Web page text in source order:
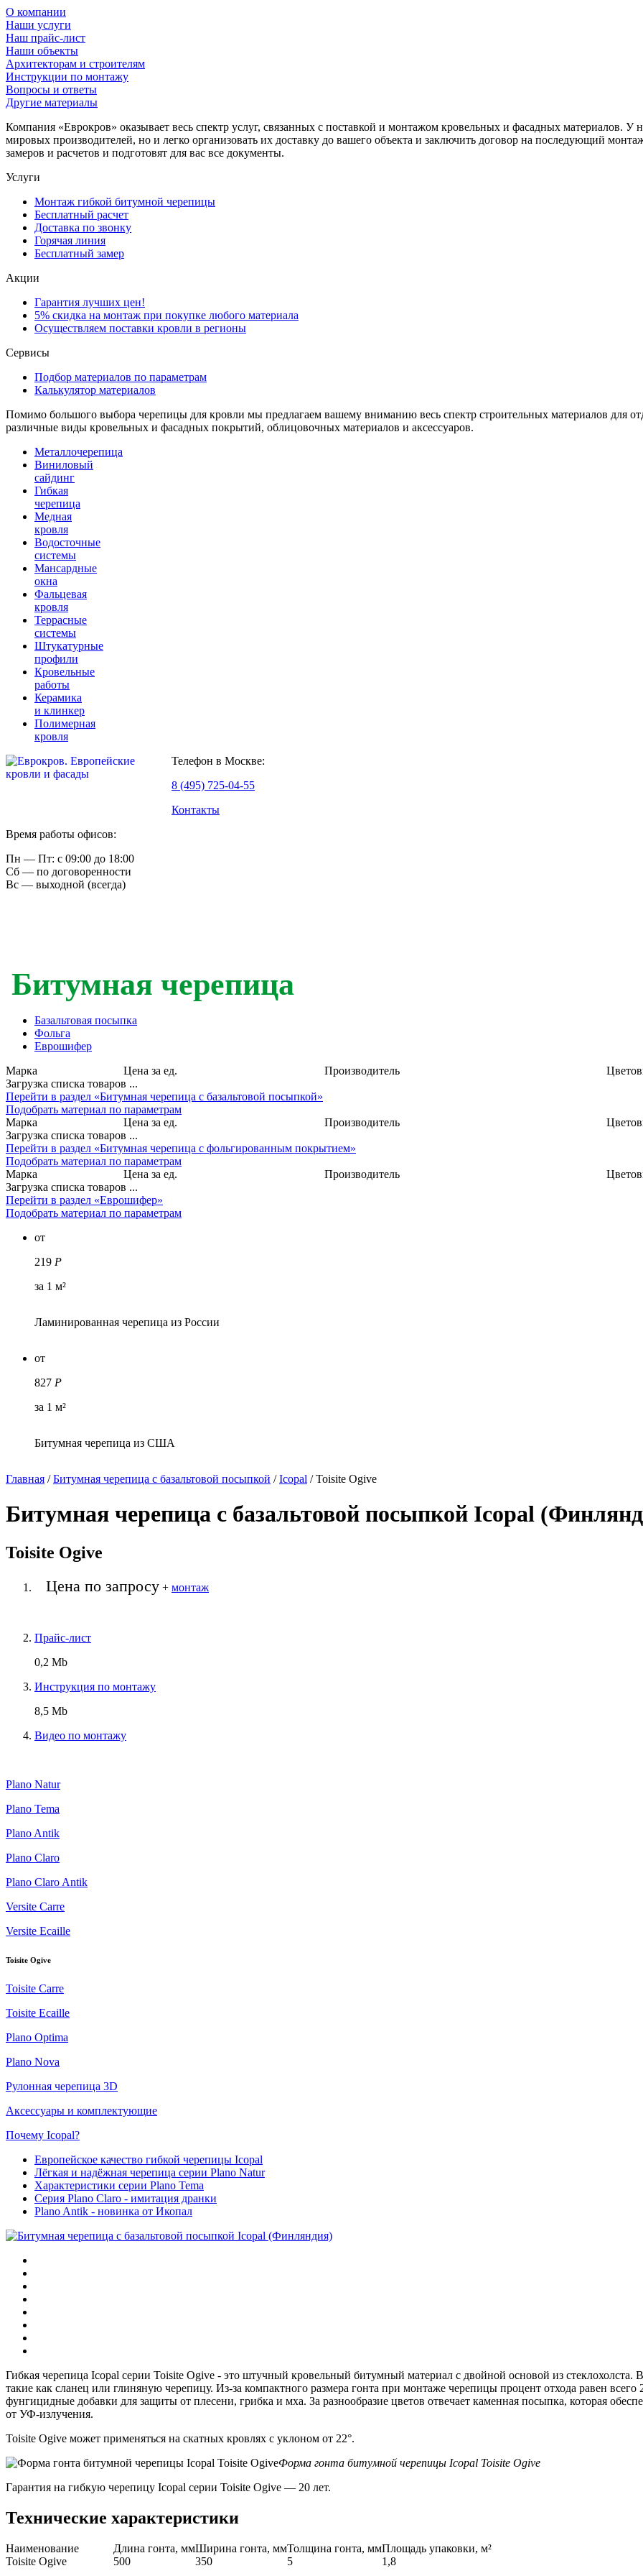
О компании
Наши услуги
Наш прайс-лист
Наши объекты
Архитекторам и строителям
Инструкции по монтажу
Вопросы и ответы
Другие материалы
Компания «Еврокров» оказывает весь спектр услуг, связанных с поставкой и монтажом кровельных и фасадных материалов. У
мировых производителей, но и легко организовать их доставку до вашего объекта и заключить договор на последующий
замеров и расчетов и подготовят для вас все документы.
Услуги
Монтаж гибкой битумной черепицы
Бесплатный расчет
Доставка по звонку
Горячая линия
Бесплатный замер
Акции
Гарантия лучших цен!
5% скидка на монтаж при покупке любого материала
Осуществляем поставки кровли в регионы
Сервисы
Подбор материалов по параметрам
Калькулятор материалов
Помимо большого выбора черепицы для кровли мы предлагаем вашему вниманию весь спектр строительных материалов для
различные виды кровельных и фасадных покрытий, облицовочных материалов и аксессуаров.
Металлочерепица
Виниловый
сайдинг
Гибкая
черепица
Медная
кровля
Водосточные
системы
Мансардные
окна
Фальцевая
кровля
Террасные
системы
Штукатурные
профили
Кровельные
работы
Керамика
и клинкер
Полимерная
кровля
Телефон в Москве:
8 (495) 725-04-55
Контакты
Время работы офисов:
Пн — Пт: с 09:00 до 18:00
Сб — по договоренности
Вс — выходной (всегда)
Битумная черепица
Базальтовая посыпка
Фольга
Еврошифер
Марка
Цена за ед. Производитель
Загрузка списка товаров ...
Перейти в раздел «Битумная черепица с базальтовой посыпкой»
Подобрать материал по параметрам
Марка
Цена за ед. Производитель
Загрузка списка товаров ...
Перейти в раздел «Битумная черепица с фольгированным покрытием»
Подобрать материал по параметрам
Марка
Цена за ед. Производитель
Загрузка списка товаров ...
Перейти в раздел «Еврошифер»
Подобрать материал по параметрам
от
219 Р
за 1 м²
Ламинированная черепица из России
от
827 Р
за 1 м²
Битумная черепица из США
Главная /Битумная черепица с базальтовой посыпкой /Icopal /Toisite Ogive
Битумная черепица с базальтовой посыпкой Icopal
Toisite Ogive
Цена по запросу + монтаж
Прайс-лист
0,2 Mb
Инструкция по монтажу
8,5 Mb
Видео по монтажу
Plano Natur
Plano Tema
Plano Antik
Plano Claro
Plano Claro Antik
Versite Carre
Versite Ecaille
Toisite Ogive
Toisite Carre
Toisite Ecaille
Plano Optima
Plano Nova
Рулонная черепица 3D
Аксессуары и комплектующие
Почему Icopal?
Европейское качество гибкой черепицы Icopal
Лёгкая и надёжная черепица серии Plano Natur
Характеристики серии Plano Tema
Серия Plano Claro - имитация дранки
Plano Antik - новинка от Икопал
Гибкая черепица Icopal серии Toisite Ogive - это штучный кровельный битумный материал с двойной основой из
такие как сланец или глиняную черепицу. Из-за компактного размера гонта при монтаже черепицы процент отхода равен
фунгицидные добавки для защиты от плесени, грибка и мха. За разнообразие цветов отвечает каменная посыпка, которая
от УФ-излучения.
Toisite Ogive может применяться на скатных кровлях с уклоном от 22°.
Форма гонта битумной черепицы Icopal Toisite Ogive
Гарантия на гибкую черепицу Icopal серии Toisite Ogive — 20 лет.
Технические характеристики
Наименование Длина гонта, ммШирина гонта, ммТолщина гонта, ммПлощадь упаковки, м²
Toisite Ogive
500 350 5 1,8